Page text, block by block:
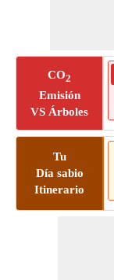
CO2
Emisión
VS Árboles
Tu
Día sabio
Itinerario